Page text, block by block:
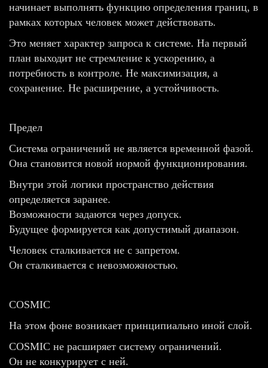
начинает выполнять функцию определения границ, в
рамках которых человек может действовать.
Это меняет характер запроса к системе. На первый
план выходит не стремление к ускорению, а
потребность в контроле. Не максимизация, а
сохранение. Не расширение, а устойчивость.
Предел
Система ограничений не является временной фазой.
Она становится новой нормой функционирования.
Внутри этой логики пространство действия
определяется заранее.
Возможности задаются через допуск.
Будущее формируется как допустимый диапазон.
Человек сталкивается не с запретом.
Он сталкивается с невозможностью.
COSMIC
На этом фоне возникает принципиально иной слой.
COSMIC не расширяет систему ограничений.
Он не конкурирует с ней.